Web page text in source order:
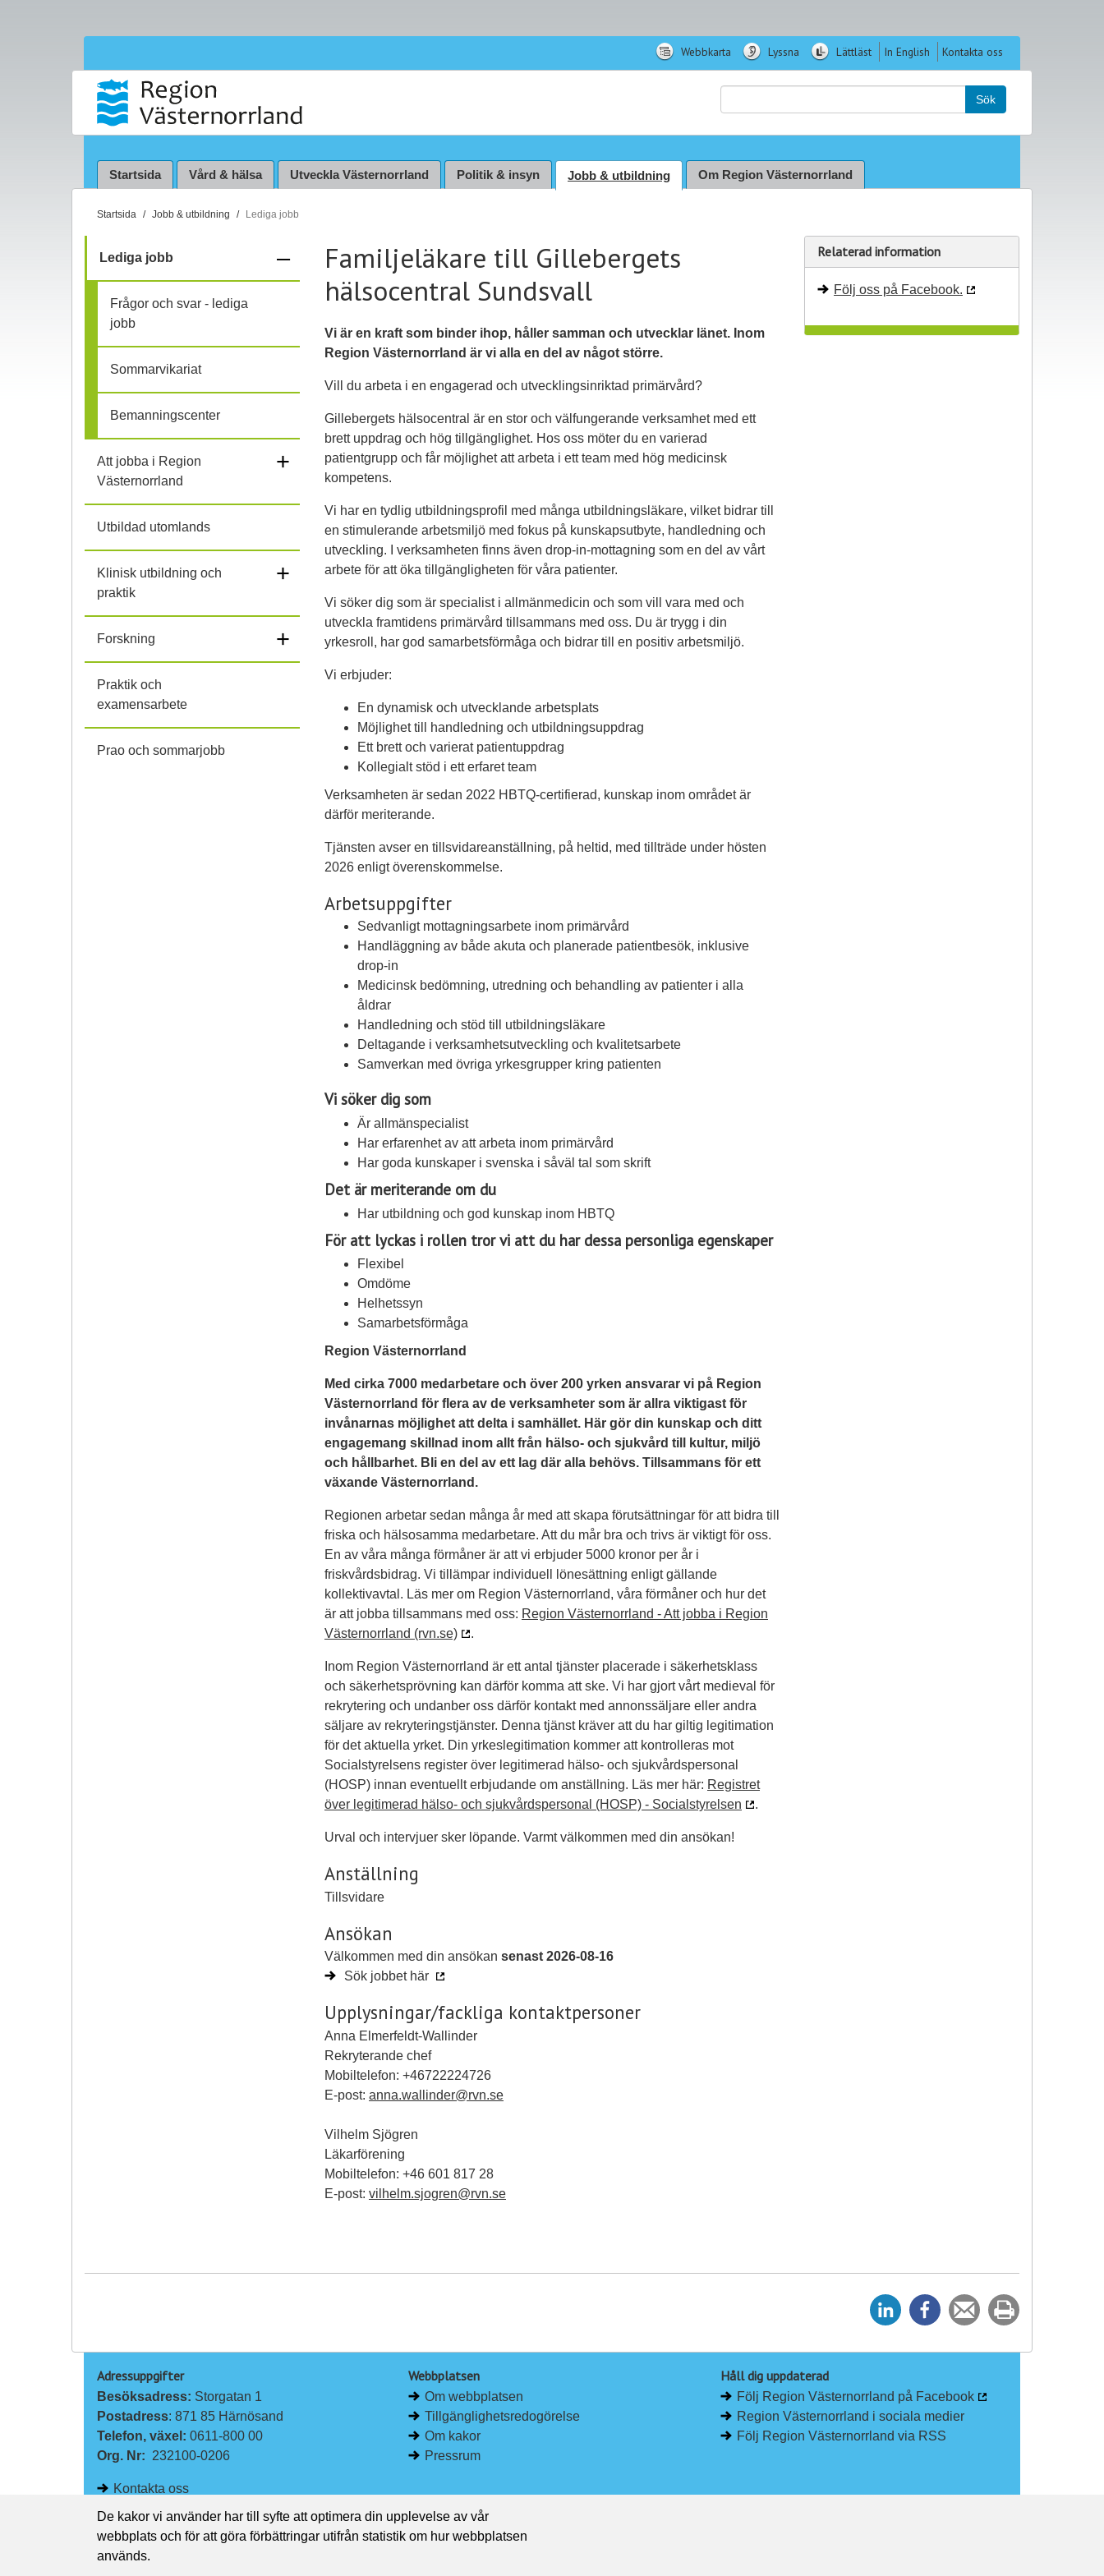
Webbkarta Lyssna Lättläst In English Kontakta oss
Sök
Startsida Vård & hälsa Utveckla Västernorrland Politik & insyn Jobb & utbildning Om Region Västernorrland
D
ä
r
:
Startsida Jobb & utbildning Lediga jobb
Lediga jobb
–
l
i
h
o
Frågor och svar - lediga
jobb
Sommarvikariat
Bemanningscenter
Att jobba i Region
Västernorrland
+
Utbildad utomlands
Klinisk utbildning och
praktik
+
Forskning +
Praktik och
examensarbete
Prao och sommarjobb
Familjeläkare till Gillebergets
hälsocentral Sundsvall
Vi är en kraft som binder ihop, håller samman och utvecklar länet. Inom
Region Västernorrland är vi alla en del av något större.
Vill du arbeta i en engagerad och utvecklingsinriktad primärvård?
Gillebergets hälsocentral är en stor och välfungerande verksamhet med ett
brett uppdrag och hög tillgänglighet. Hos oss möter du en varierad
patientgrupp och får möjlighet att arbeta i ett team med hög medicinsk
kompetens.
Vi har en tydlig utbildningsprofil med många utbildningsläkare, vilket bidrar till
en stimulerande arbetsmiljö med fokus på kunskapsutbyte, handledning och
utveckling. I verksamheten finns även drop-in-mottagning som en del av vårt
arbete för att öka tillgängligheten för våra patienter.
Vi söker dig som är specialist i allmänmedicin och som vill vara med och
utveckla framtidens primärvård tillsammans med oss. Du är trygg i din
yrkesroll, har god samarbetsförmåga och bidrar till en positiv arbetsmiljö.
Vi erbjuder:
En dynamisk och utvecklande arbetsplats
Möjlighet till handledning och utbildningsuppdrag
Ett brett och varierat patientuppdrag
Kollegialt stöd i ett erfaret team
Verksamheten är sedan 2022 HBTQ-certifierad, kunskap inom området är
därför meriterande.
Tjänsten avser en tillsvidareanställning, på heltid, med tillträde under hösten
2026 enligt överenskommelse.
Arbetsuppgifter
Sedvanligt mottagningsarbete inom primärvård
Handläggning av både akuta och planerade patientbesök, inklusive
drop-in
Medicinsk bedömning, utredning och behandling av patienter i alla
åldrar
Handledning och stöd till utbildningsläkare
Deltagande i verksamhetsutveckling och kvalitetsarbete
Samverkan med övriga yrkesgrupper kring patienten
Vi söker dig som
Är allmänspecialist
Har erfarenhet av att arbeta inom primärvård
Har goda kunskaper i svenska i såväl tal som skrift
Det är meriterande om du
Har utbildning och god kunskap inom HBTQ
För att lyckas i rollen tror vi att du har dessa personliga egenskaper
Flexibel
Omdöme
Helhetssyn
Samarbetsförmåga
Region Västernorrland
Med cirka 7000 medarbetare och över 200 yrken ansvarar vi på Region
Västernorrland för flera av de verksamheter som är allra viktigast för
invånarnas möjlighet att delta i samhället. Här gör din kunskap och ditt
engagemang skillnad inom allt från hälso- och sjukvård till kultur, miljö
och hållbarhet. Bli en del av ett lag där alla behövs. Tillsammans för ett
växande Västernorrland.
Regionen arbetar sedan många år med att skapa förutsättningar för att bidra till
friska och hälsosamma medarbetare. Att du mår bra och trivs är viktigt för oss.
En av våra många förmåner är att vi erbjuder 5000 kronor per år i
friskvårdsbidrag. Vi tillämpar individuell lönesättning enligt gällande
kollektivavtal. Läs mer om Region Västernorrland, våra förmåner och hur det
är att jobba tillsammans med oss: Region Västernorrland - Att jobba i Region
Västernorrland (rvn.se)
.
Inom Region Västernorrland är ett antal tjänster placerade i säkerhetsklass
och säkerhetsprövning kan därför komma att ske. Vi har gjort vårt medieval för
rekrytering och undanber oss därför kontakt med annonssäljare eller andra
säljare av rekryteringstjänster. Denna tjänst kräver att du har giltig legitimation
för det aktuella yrket. Din yrkeslegitimation kommer att kontrolleras mot
Socialstyrelsens register över legitimerad hälso- och sjukvårdspersonal
(HOSP) innan eventuellt erbjudande om anställning. Läs mer här: Registret
över legitimerad hälso- och sjukvårdspersonal (HOSP) - Socialstyrelsen
.
Urval och intervjuer sker löpande. Varmt välkommen med din ansökan!
Anställning
Tillsvidare
Ansökan
Välkommen med din ansökan senast 2026-08-16
Sök jobbet här
Upplysningar/fackliga kontaktpersoner
Anna Elmerfeldt-Wallinder
Rekryterande chef
Mobiltelefon: +46722224726
E-post: anna.wallinder@rvn.se
Vilhelm Sjögren
Läkarförening
Mobiltelefon: +46 601 817 28
E-post: vilhelm.sjogren@rvn.se
Relaterad information
Följ oss på Facebook.
e
p
å
L
k
e
p
å
F
e
Tipsa
en
ut
Adressuppgifter
Besöksadress: Storgatan 1
Postadress: 871 85 Härnösand
Telefon, växel: 0611-800 00
Org. Nr: 232100-0206
Kontakta oss
Webbplatsen
Om webbplatsen
Tillgänglighetsredogörelse
Om kakor
Pressrum
Håll dig uppdaterad
Följ Region Västernorrland på Facebook
Region Västernorrland i sociala medier
Följ Region Västernorrland via RSS
De kakor vi använder har till syfte att optimera din upplevelse av vår
webbplats och för att göra förbättringar utifrån statistik om hur webbplatsen
används.